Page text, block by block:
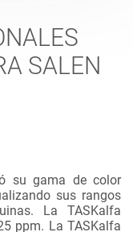
SALEN
su gama de color
sus rangos
La TASKalfa
ppm. La TASKalfa